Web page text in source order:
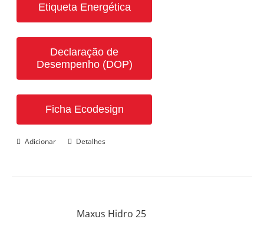
Etiqueta Energética
Declaração de
Desempenho (DOP)
Ficha Ecodesign
Adicionar Detalhes
Maxus Hidro 25